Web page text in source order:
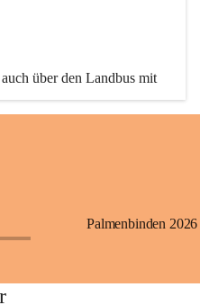
über den Landbus mit
zu erreichen. Die Linie
können Sie bequem
Zeit zu Ihrer
Weiler kommend nach
Palmenbinden 2026